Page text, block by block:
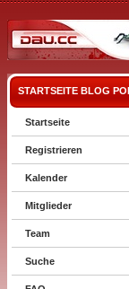
STARTSEITE BLOG
Startseite
Registrieren
Kalender
Mitglieder
Team
Suche